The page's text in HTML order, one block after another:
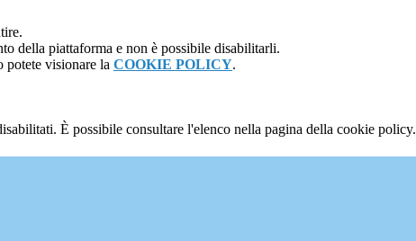
della piattaforma e non è possibile disabilitarli.
potete visionare la COOKIE POLICY.
È possibile consultare l'elenco nella pagina della cookie policy.